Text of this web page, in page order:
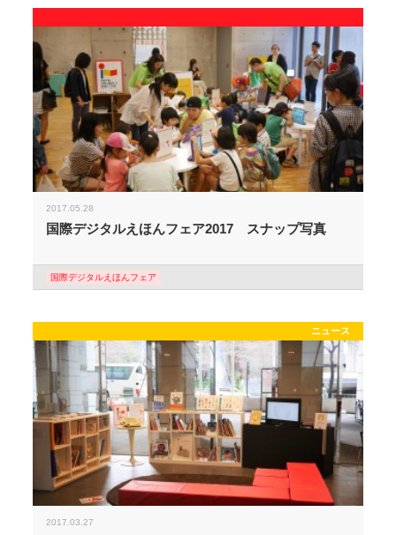
2017.05.28
国際デジタルえほんフェア2017 スナップ写真
国際デジタルえほんフェア
ニュース
2017.03.27